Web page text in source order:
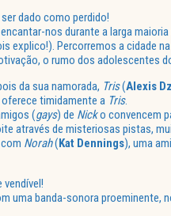
dado como perdido!
nos durante a larga
explico!). Percorremos a cidade
o rumo dos adolescentes
da sua namorada, Tris(Alexis
oferece timidamente a Tris.
(gays) de Nicko convencem
através de misteriosas pistas,
Norah(Kat Dennings), uma
uma banda-sonora